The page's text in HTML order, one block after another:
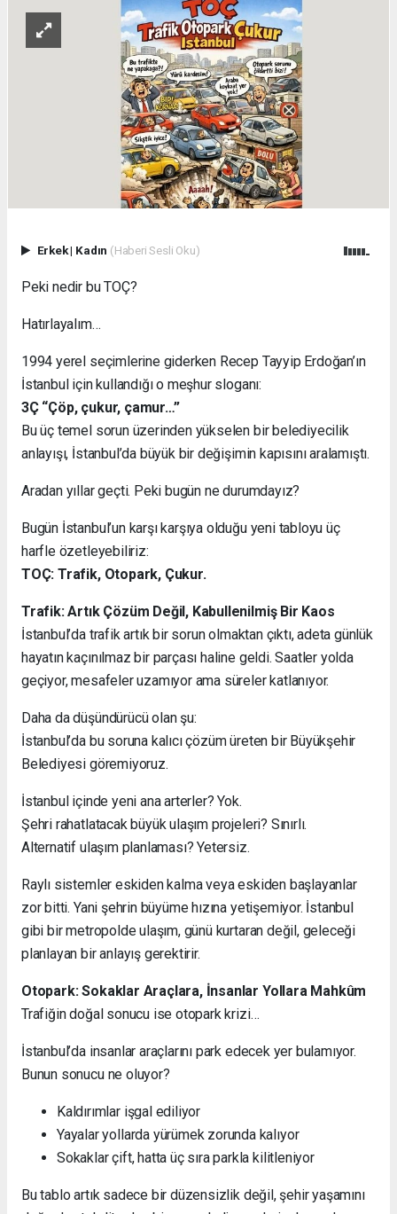
Erkek| Kadın (Haberi Sesli Oku)
Peki nedir bu TOÇ?
Hatırlayalım…
1994 yerel seçimlerine giderken Recep Tayyip Erdoğan’ın
İstanbul için kullandığı o meşhur sloganı:
3Ç “Çöp, çukur, çamur…”
Bu üç temel sorun üzerinden yükselen bir belediyecilik
anlayışı, İstanbul’da büyük bir değişimin kapısını aralamıştı.
Aradan yıllar geçti. Peki bugün ne durumdayız?
Bugün İstanbul’un karşı karşıya olduğu yeni tabloyu üç
harfle özetleyebiliriz:
TOÇ: Trafik, Otopark, Çukur.
Trafik: Artık Çözüm Değil, Kabullenilmiş Bir Kaos
İstanbul’da trafik artık bir sorun olmaktan çıktı, adeta günlük
hayatın kaçınılmaz bir parçası haline geldi. Saatler yolda
geçiyor, mesafeler uzamıyor ama süreler katlanıyor.
Daha da düşündürücü olan şu:
İstanbul’da bu soruna kalıcı çözüm üreten bir Büyükşehir
Belediyesi göremiyoruz.
İstanbul içinde yeni ana arterler? Yok.
Şehri rahatlatacak büyük ulaşım projeleri? Sınırlı.
Alternatif ulaşım planlaması? Yetersiz.
Raylı sistemler eskiden kalma veya eskiden başlayanlar
zor bitti. Yani şehrin büyüme hızına yetişemiyor. İstanbul
gibi bir metropolde ulaşım, günü kurtaran değil, geleceği
planlayan bir anlayış gerektirir.
Otopark: Sokaklar Araçlara, İnsanlar Yollara Mahkûm
Trafiğin doğal sonucu ise otopark krizi…
İstanbul’da insanlar araçlarını park edecek yer bulamıyor.
Bunun sonucu ne oluyor?
Kaldırımlar işgal ediliyor
Yayalar yollarda yürümek zorunda kalıyor
Sokaklar çift, hatta üç sıra parkla kilitleniyor
Bu tablo artık sadece bir düzensizlik değil, şehir yaşamını